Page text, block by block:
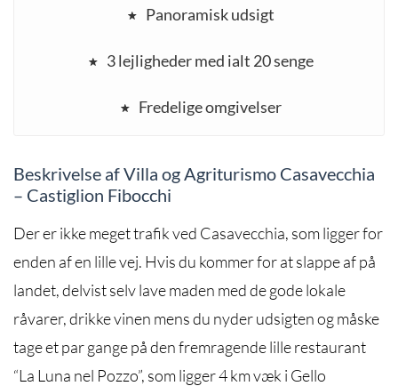
Panoramisk udsigt
3 lejligheder med ialt 20 senge
Fredelige omgivelser
Beskrivelse af Villa og Agriturismo Casavecchia
– Castiglion Fibocchi
Der er ikke meget trafik ved Casavecchia, som ligger for
enden af en lille vej. Hvis du kommer for at slappe af på
landet, delvist selv lave maden med de gode lokale
råvarer, drikke vinen mens du nyder udsigten og måske
tage et par gange på den fremragende lille restaurant
“La Luna nel Pozzo”, som ligger 4 km væk i Gello